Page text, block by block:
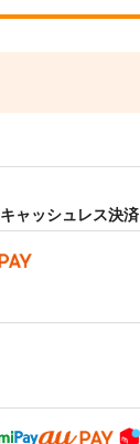
キャッシュレス決済